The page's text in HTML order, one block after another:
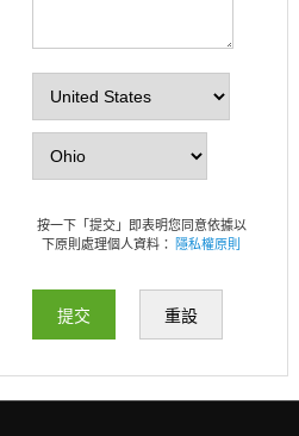
按一下「提交」即表明您同意依據以
下原則處理個人資料：
隱私權原則